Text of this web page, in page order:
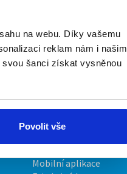
na webu. Díky vašemu
reklam nám i našim
šanci získat vysněnou
Povolit vše
Mobilní aplikace